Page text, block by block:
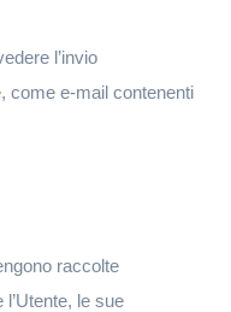
l’invio
come e-mail contenenti
raccolte
le sue